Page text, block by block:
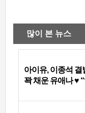
많이 본 뉴스
아이유, 이종석
꽉 채운 유애나 ♥